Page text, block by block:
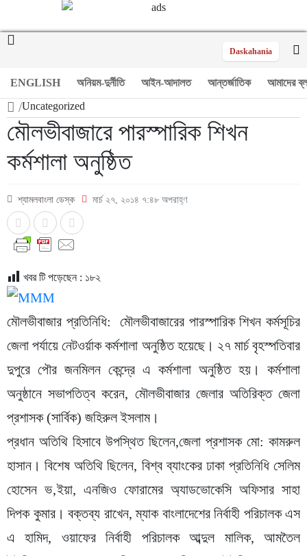
Daskahania
ENGLISH অনিয়ম-দুর্নীতি আইন-আদালত আন্তর্জাতিক আমাদের
/Uncategorized
মৌলভীবাজারে পারস্পারিক শিখন
কর্মশালা অনুষ্ঠিত
শ্যামলবাংলা ডেস্ক মার্চ ২৭, ২০১৪ ৭:৪৮ অপরাহ্ণ
খবর টি পড়েছেন : ১৮২
মৌলভীবাজার প্রতিনিধি: মৌলভীবাজারের পারস্পারিক শিখন কর্মসূচির
জেলা পর্যায়ে নেটওর্য়াক কর্মশালা অনুষ্ঠিত হয়েছে। ২৭ মার্চ বৃহস্পতিবার
দুপুরে পৌর জনমিলন কেন্দ্রে এ কর্মশালা অনুষ্ঠিত হয়। কর্মশালা
অনুষ্ঠানে সভাপতিত্ব করেন, মৌলভীবাজার জেলার অতিরিক্ত জেলা
প্রশাসক (সার্বিক) জহিরুল ইসলাম।
প্রধান অতিথি হিসাবে উপস্থিত ছিলেন,জেলা প্রশাসক মো: কামরুল
হাসান। বিশেষ অতিথি ছিলেন, বিশ্ব ব্যাংকের ঢাকা প্রতিনিধি সেলিম
হোসেন ভ‚ইয়া, এনজিও ফোরামের অ্যাডভোকেসি অফিসার সাহা
দিপক কুমার। বক্তব্য রাখেন, ম্যাক বাংলাদেশের নির্বাহী পরিচালক এস
এ হামিদ, ওয়াফের নির্বাহী পরিচালক আব্দুল মালিক, আমতৈল